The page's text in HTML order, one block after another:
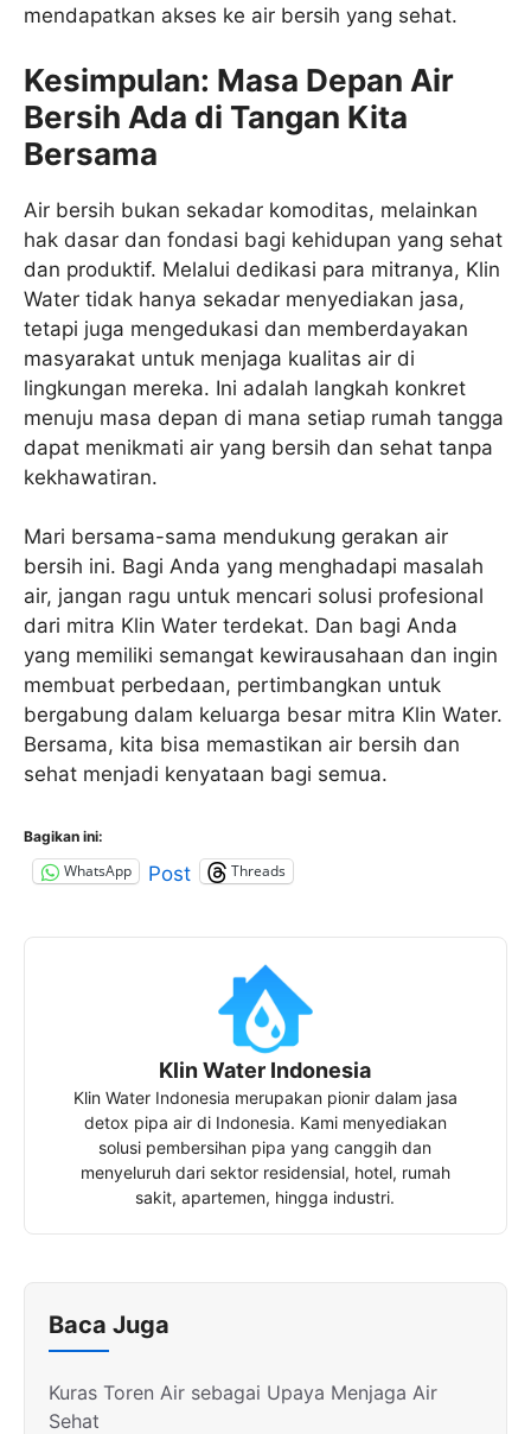
mendapatkan akses ke air bersih yang sehat.
Kesimpulan: Masa Depan Air
Bersih Ada di Tangan Kita
Bersama
Air bersih bukan sekadar komoditas, melainkan
hak dasar dan fondasi bagi kehidupan yang sehat
dan produktif. Melalui dedikasi para mitranya, Klin
Water tidak hanya sekadar menyediakan jasa,
tetapi juga mengedukasi dan memberdayakan
masyarakat untuk menjaga kualitas air di
lingkungan mereka. Ini adalah langkah konkret
menuju masa depan di mana setiap rumah tangga
dapat menikmati air yang bersih dan sehat tanpa
kekhawatiran.
Mari bersama-sama mendukung gerakan air
bersih ini. Bagi Anda yang menghadapi masalah
air, jangan ragu untuk mencari solusi profesional
dari mitra Klin Water terdekat. Dan bagi Anda
yang memiliki semangat kewirausahaan dan ingin
membuat perbedaan, pertimbangkan untuk
bergabung dalam keluarga besar mitra Klin Water.
Bersama, kita bisa memastikan air bersih dan
sehat menjadi kenyataan bagi semua.
Bagikan ini:
WhatsApp Post Threads
Klin Water Indonesia
Klin Water Indonesia merupakan pionir dalam jasa
detox pipa air di Indonesia. Kami menyediakan
solusi pembersihan pipa yang canggih dan
menyeluruh dari sektor residensial, hotel, rumah
sakit, apartemen, hingga industri.
Baca Juga
Kuras Toren Air sebagai Upaya Menjaga Air
Sehat